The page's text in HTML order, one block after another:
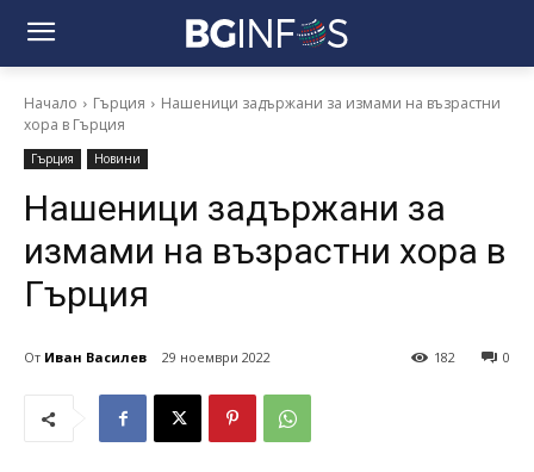
Начало Гърция
Нашеници задържани за измами на възрастни
хора в Гърция
Гърция Новини
Нашеници задържани за
измами на възрастни хора в
Гърция
От Иван Василев 29 ноември 2022 0
182